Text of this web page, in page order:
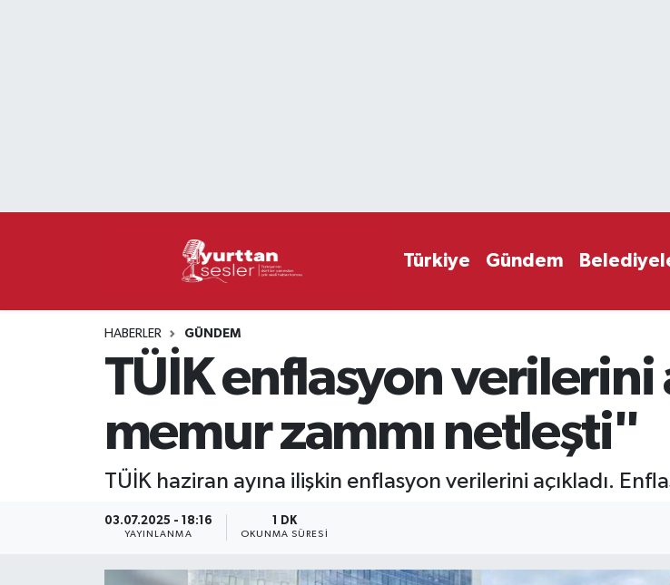
Türkiye Gündem
HABERLER GÜNDEM
TÜİK enflasyon verilerini
memur zammı netleşti"
TÜİK haziran ayına ilişkin enflasyon verilerini açıkladı.
03.07.2025 - 18:16
YAYINLANMA
1 DK
OKUNMA SÜRESI
Süper Lig Puan Durumu ve Fikstür
Son Dakika Haberleri
Haber Arşivi